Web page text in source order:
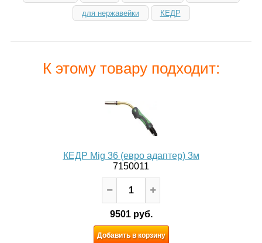
для нержавейки КЕДР
К этому товару подходит:
КЕДР Mig 36 (евро адаптер) 3м
7150011
9501 руб.
Добавить в корзину